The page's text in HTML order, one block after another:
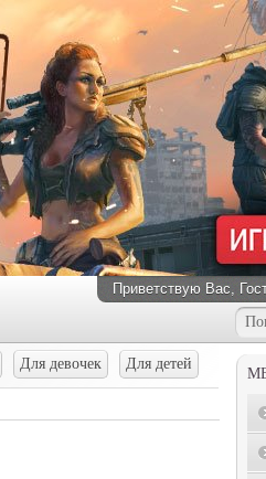
Приветствую Вас,
Для девочек Для детей